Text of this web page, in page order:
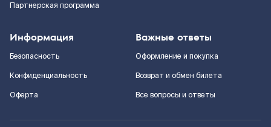
Партнерская программа
Информация
Безопасность
Конфиденциальность
Оферта
Важные ответы
Оформление и покупка
Возврат и обмен билета
Все вопросы и ответы